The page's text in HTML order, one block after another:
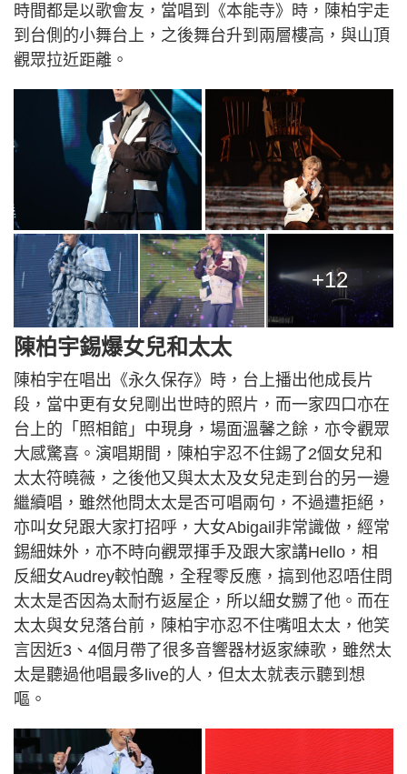
時間都是以歌會友，當唱到《本能寺》時，陳柏宇走
到台側的小舞台上，之後舞台升到兩層樓高，與山頂
觀眾拉近距離。
+12
陳柏宇錫爆女兒和太太
陳柏宇在唱出《永久保存》時，台上播出他成長片
段，當中更有女兒剛出世時的照片，而一家四口亦在
台上的「照相館」中現身，場面溫馨之餘，亦令觀眾
大感驚喜。演唱期間，陳柏宇忍不住錫了2個女兒和
太太符曉薇，之後他又與太太及女兒走到台的另一邊
繼續唱，雖然他問太太是否可唱兩句，不過遭拒絕，
亦叫女兒跟大家打招呼，大女Abigail非常識做，經常
錫細妹外，亦不時向觀眾揮手及跟大家講Hello，相
反細女Audrey較怕醜，全程零反應，搞到他忍唔住問
太太是否因為太耐冇返屋企，所以細女嬲了他。而在
太太與女兒落台前，陳柏宇亦忍不住嘴咀太太，他笑
言因近3、4個月帶了很多音響器材返家練歌，雖然太
太是聽過他唱最多live的人，但太太就表示聽到想
嘔。